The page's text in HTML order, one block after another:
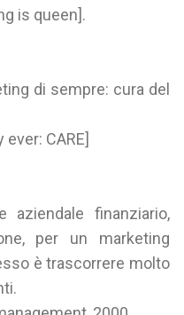
is queen].
di sempre: cura del
CARE]
aziendale finanziario,
per un marketing
è trascorrere molto